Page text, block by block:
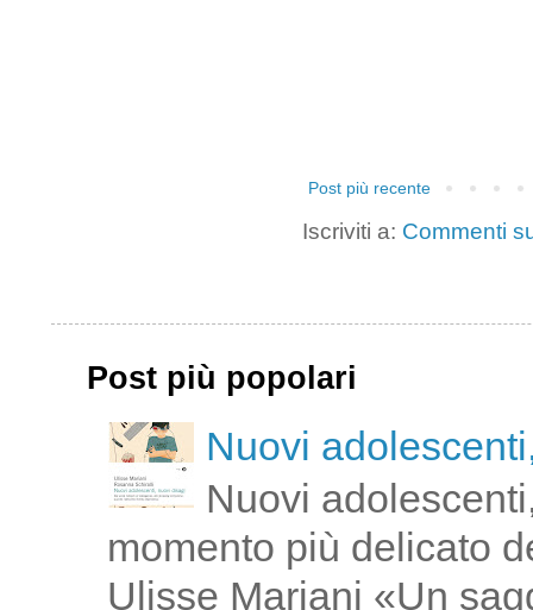
Post più recente
Iscriviti a: Commenti
Post più popolari
Nuovi
Nuovi
momento più delicato
Ulisse Mariani «Un